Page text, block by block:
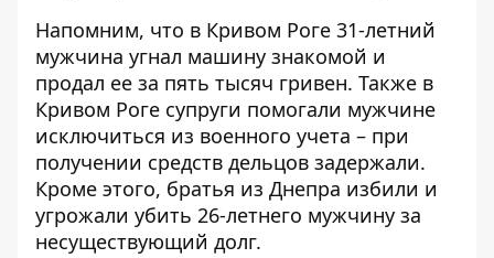
Напомним, что в Кривом Роге 31-летний
мужчина угнал машину знакомой и
продал ее за пять тысяч гривен. Также в
Кривом Роге супруги помогали мужчине
исключиться из военного учета – при
получении средств дельцов задержали.
Кроме этого, братья из Днепра избили и
угрожали убить 26-летнего мужчину за
несуществующий долг.